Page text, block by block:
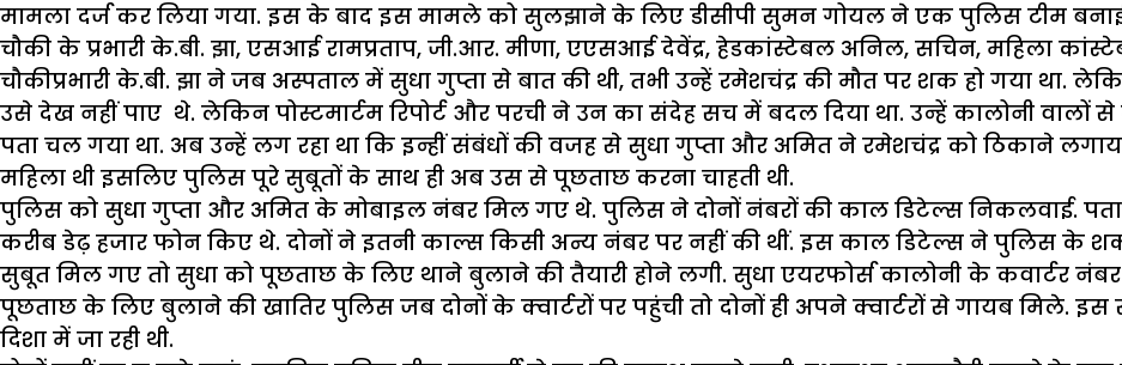
मामला दर्ज कर लिया गया. इस के बाद इस मामले को सुलझाने के लिए डीसीपी सुमन गोयल ने एक पुलिस टीम बनाई,
चौकी के प्रभारी के.बी. झा, एसआई रामप्रताप, जी.आर. मीणा, एएसआई देवेंद्र, हेडकांस्टेबल अनिल, सचिन, महिला
चौकीप्रभारी के.बी. झा ने जब अस्पताल में सुधा गुप्ता से बात की थी, तभी उन्हें रमेशचंद्र की मौत पर शक हो गया
उसे देख नहीं पाए थे. लेकिन पोस्टमार्टम रिपोर्ट और परची ने उन का संदेह सच में बदल दिया था. उन्हें कालोनी वालों
पता चल गया था. अब उन्हें लग रहा था कि इन्हीं संबंधों की वजह से सुधा गुप्ता और अमित ने रमेशचंद्र को ठिकाने लगाया
महिला थी इसलिए पुलिस पूरे सुबूतों के साथ ही अब उस से पूछताछ करना चाहती थी.
पुलिस को सुधा गुप्ता और अमित के मोबाइल नंबर मिल गए थे. पुलिस ने दोनों नंबरों की काल डिटेल्स निकलवाई.
करीब डेढ़ हजार फोन किए थे. दोनों ने इतनी काल्स किसी अन्य नंबर पर नहीं की थीं. इस काल डिटेल्स ने पुलिस के
सुबूत मिल गए तो सुधा को पूछताछ के लिए थाने बुलाने की तैयारी होने लगी. सुधा एयरफोर्स कालोनी के कवार्टर नंबर
पूछताछ के लिए बुलाने की खातिर पुलिस जब दोनों के क्वार्टरों पर पहुंची तो दोनों ही अपने क्वार्टरों से गायब मिले.
दिशा में जा रही थी.